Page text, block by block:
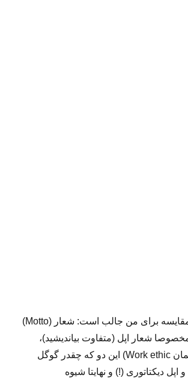
سه چیز در این مقایسه برای من جالب است: شعار (Motto)
شعار اپل (متفاوت بیاندیشید)،
سبک کاری (یا همان Work ethic) این دو که چقدر گوگل
اپل دیکتاتوری (!) و نهایتا شیوه